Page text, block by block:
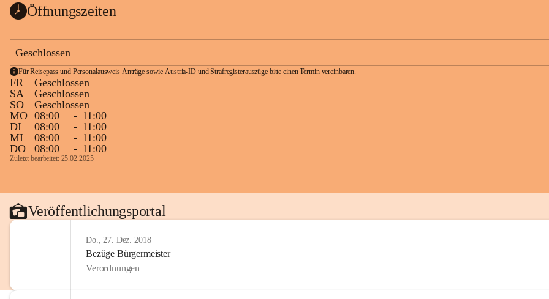
Öffnungszeiten
Geschlossen
Für Reisepass und Personalausweis Anträge sowie Austria-ID und Strafregisterauszüge bitte einen Termin vereinbaren.
FR
Geschlossen
SA
Geschlossen
SO
Geschlossen
MO 08:00 - 11:00
DI
08:00 - 11:00
MI
08:00 - 11:00
DO
08:00 - 11:00
Zuletzt bearbeitet: 25.02.2025
Veröffentlichungsportal
Do., 27. Dez. 2018
Bezüge Bürgermeister
Verordnungen